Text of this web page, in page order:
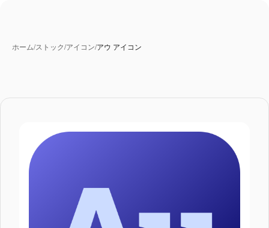
ホーム/ストック/アイコン/アウ アイコン